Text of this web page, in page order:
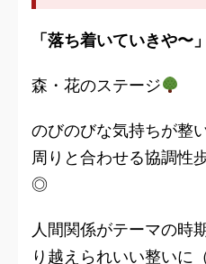
「落ち着いていきや〜」
森・花のステージ
のびのびな気持ちが整
周りと合わせる協調性
◎
人間関係がテーマの時
り越えられいい整いに